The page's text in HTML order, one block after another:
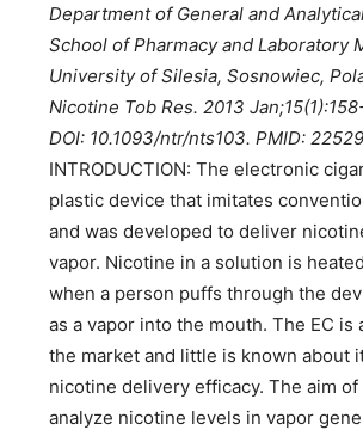
Department of General and
School of Pharmacy and Laboratory
University of Silesia, Sosnowiec,
Nicotine Tob Res. 2013
DOI: 10.1093/ntr/nts103. PMID:
INTRODUCTION: The electronic
plastic device that imitates
and was developed to deliver
vapor. Nicotine in a solution is
when a person puffs through the
as a vapor into the mouth. The EC is
the market and little is known about
nicotine delivery efficacy. The aim
analyze nicotine levels in vapor